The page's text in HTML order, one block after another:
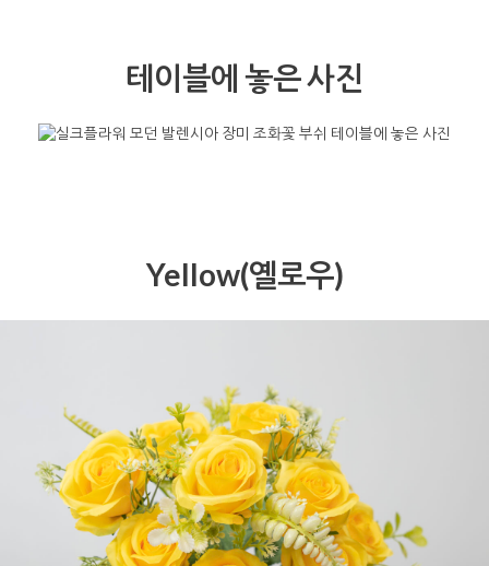
테이블에 놓은 사진
Yellow(옐로우)